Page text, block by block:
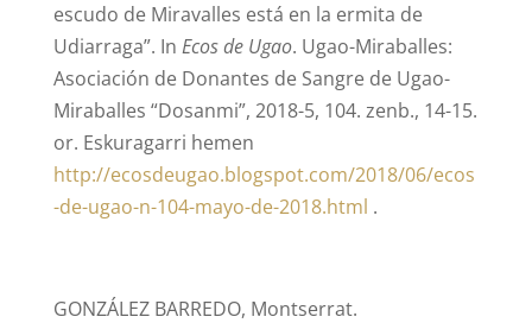
escudo de Miravalles está en la ermita de
Udiarraga”. In Ecos de Ugao. Ugao-Miraballes:
Asociación de Donantes de Sangre de Ugao-
Miraballes “Dosanmi”, 2018-5, 104. zenb., 14-15.
or. Eskuragarri hemen
http://ecosdeugao.blogspot.com/2018/06/ecos
-de-ugao-n-104-mayo-de-2018.html .
GONZÁLEZ BARREDO, Montserrat.